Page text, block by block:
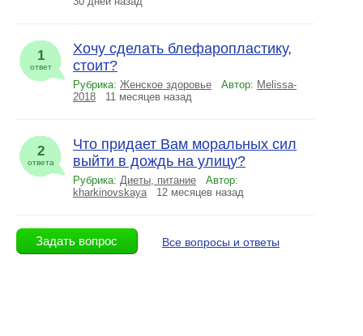
1
ответ
Хочу сделать блефаропластику,
стоит?
Рубрика: Женское здоровье Автор: Melissa-
2018 11 месяцев назад
2
ответа
Что придает Вам моральных сил
выйти в дождь на улицу?
Рубрика: Диеты, питание
Автор:
kharkinovskaya12 месяцев назад
Все вопросы и ответы